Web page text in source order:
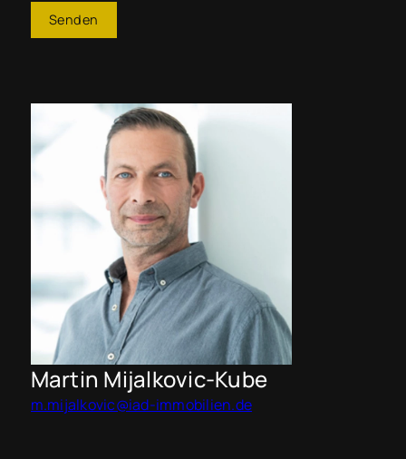
Senden
Martin Mijalkovic-Kube
m.mijalkovic@iad-immobilien.de